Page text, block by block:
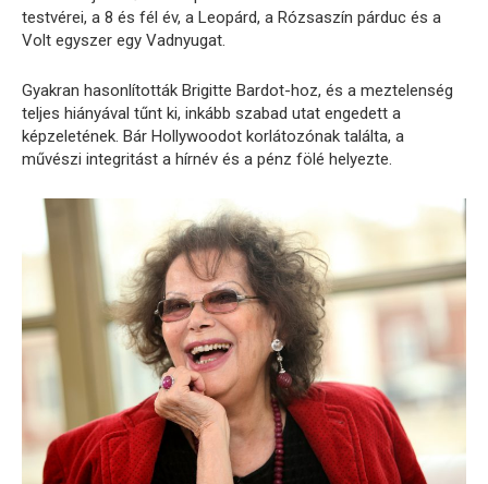
testvérei, a 8 és fél év, a Leopárd, a Rózsaszín párduc és a
Volt egyszer egy Vadnyugat.
Gyakran hasonlították Brigitte Bardot-hoz, és a meztelenség
teljes hiányával tűnt ki, inkább szabad utat engedett a
képzeletének. Bár Hollywoodot korlátozónak találta, a
művészi integritást a hírnév és a pénz fölé helyezte.